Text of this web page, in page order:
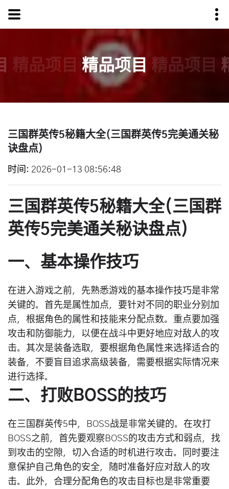
精品项目 精品项目 精品项目
三国群英传5秘籍大全(三国群英传5完美通关秘
诀盘点)
时间 2026-01-13 08:56:48
三国群英传5秘籍大全(三国群
英传5完美通关秘诀盘点)
一、基本操作技巧
在进入游戏之前，先熟悉游戏的基本操作技巧是非常
关键的。首先是属性加点，要针对不同的职业分别加
点，根据角色的属性和技能来分配点数。重点要加强
攻击和防御能力，以便在战斗中更好地应对敌人的攻
击。其次是装备选取，要根据角色属性来选择适合的
装备，不要盲目追求高级装备，需要根据实际情况来
进行选择。
二、打败BOSS的技巧
在三国群英传5中，BOSS战是非常关键的。在攻打
BOSS之前，首先要观察BOSS的攻击方式和弱点，找
到攻击的空隙，切入合适的时机进行攻击。同时要注
意保护自己角色的安全，随时准备好应对敌人的攻
击。此外，合理分配角色的攻击目标也是非常重要